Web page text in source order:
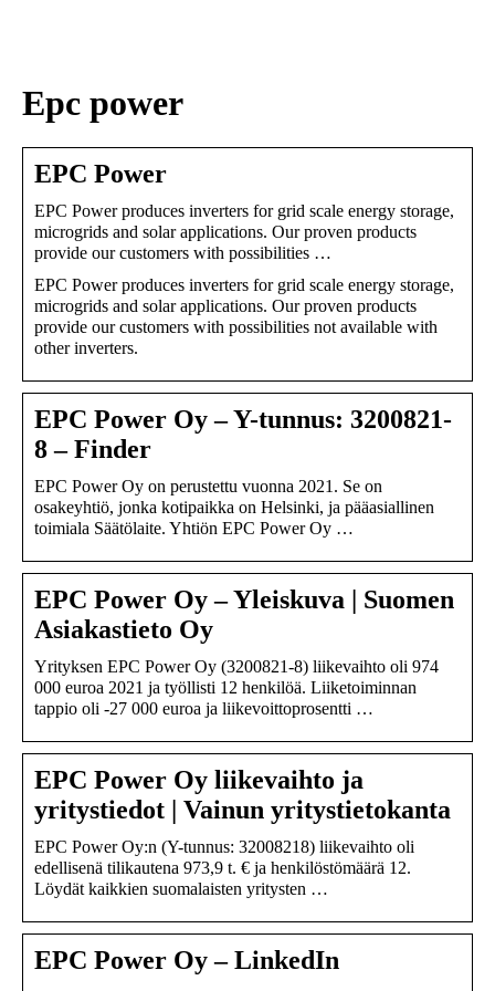
Epc power
EPC Power
EPC Power produces inverters for grid scale energy storage,
microgrids and solar applications. Our proven products
provide our customers with possibilities …
EPC Power produces inverters for grid scale energy storage,
microgrids and solar applications. Our proven products
provide our customers with possibilities not available with
other inverters.
EPC Power Oy – Y-tunnus: 3200821-
8 – Finder
EPC Power Oy on perustettu vuonna 2021. Se on
osakeyhtiö, jonka kotipaikka on Helsinki, ja pääasiallinen
toimiala Säätölaite. Yhtiön EPC Power Oy …
EPC Power Oy – Yleiskuva | Suomen
Asiakastieto Oy
Yrityksen EPC Power Oy (3200821-8) liikevaihto oli 974
000 euroa 2021 ja työllisti 12 henkilöä. Liiketoiminnan
tappio oli -27 000 euroa ja liikevoittoprosentti …
EPC Power Oy liikevaihto ja
yritystiedot | Vainun yritystietokanta
EPC Power Oy:n (Y-tunnus: 32008218) liikevaihto oli
edellisenä tilikautena 973,9 t. € ja henkilöstömäärä 12.
Löydät kaikkien suomalaisten yritysten …
EPC Power Oy – LinkedIn